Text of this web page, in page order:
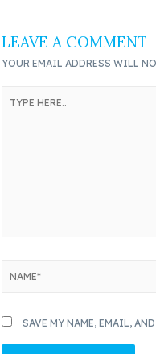
LEAVE A COMMENT
YOUR EMAIL ADDRESS WILL
SAVE MY NAME, EMAIL,